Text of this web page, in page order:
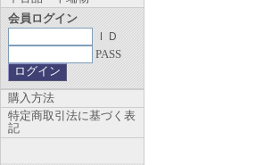
会員ログイン
ＩＤ
PASS
購入方法
特定商取引法に基づく表
記